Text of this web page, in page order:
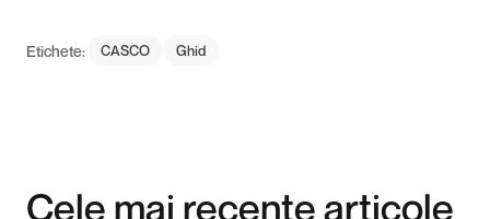
Etichete: CASCO Ghid
Cele mai recente articole